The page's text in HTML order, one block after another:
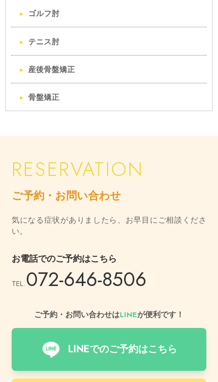
ゴルフ肘
テニス肘
産後骨盤矯正
骨盤矯正
ご予約・お問い合わせ
気になる症状がありましたら、お早目にご相談くださ
い。
お電話でのご予約はこちら
TEL.072-646-8506
ご予約・お問い合わせはLINEが便利です！
LINEでのご予約はこちら